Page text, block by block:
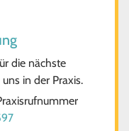
die nächste
in der Praxis.